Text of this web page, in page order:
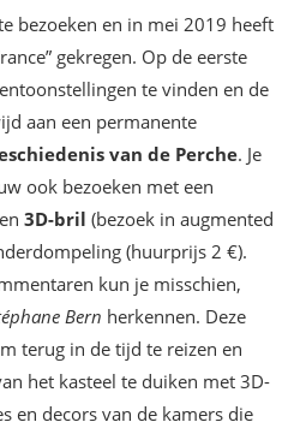
bezoeken en in mei 2019 heeft
gekregen. Op de eerste
te vinden en de
aan een permanente
van de Perche. Je
ook bezoeken met een
3D-bril (bezoek in augmented
(huurprijs 2 €).
kun je misschien,
Bern herkennen. Deze
terug in de tijd te reizen en
het kasteel te duiken met 3D-
en decors van de kamers die